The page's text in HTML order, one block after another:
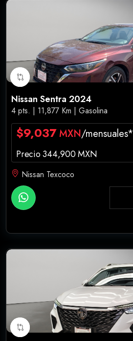
Nissan Sentra 2024
4 pts. | 11,877 Km | Gasolina
$9,037MXN/mensuales*
Precio 344,900 MXN
Nissan Texcoco